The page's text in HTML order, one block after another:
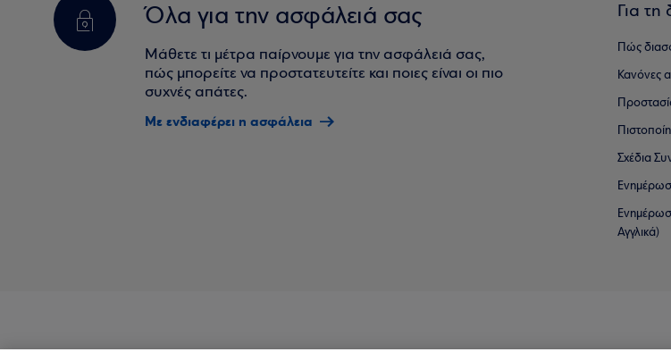
Όλα για την ασφάλειά σας
Μάθετε τι μέτρα παίρνουμε για την ασφάλειά σας,
πώς μπορείτε να προστατευτείτε και ποιες είναι οι πιο
συχνές απάτες.
Με ενδιαφέρει η ασφάλεια
Για τη
Πώς
Κανόνες
Σχέδια
Αγγλικά)